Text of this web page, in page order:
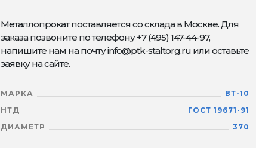
Металлопрокат поставляется со склада в Москве. Для
заказа позвоните по телефону +7 (495) 147-44-97,
напишите нам на почту info@ptk-staltorg.ru или оставьте
заявку на сайте.
МАРКА
ВТ-10
НТД
ГОСТ 19671-91
ДИАМЕТР
370